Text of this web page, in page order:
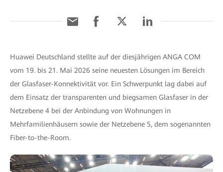
Huawei Deutschland stellte auf der diesjährigen ANGA COM
vom 19. bis 21. Mai 2026 seine neuesten Lösungen im Bereich
der Glasfaser-Konnektivität vor. Ein Schwerpunkt lag dabei auf
dem Einsatz der transparenten und biegsamen Glasfaser in der
Netzebene 4 bei der Anbindung von Wohnungen in
Mehrfamilienhäusern sowie der Netzebene 5, dem sogenannten
Fiber-to-the-Room.